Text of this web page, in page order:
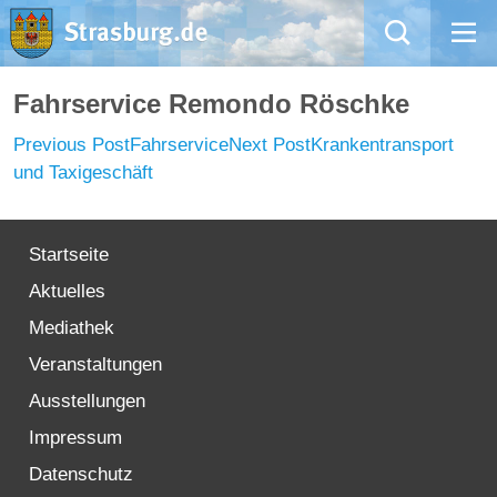
Mängelmeldung
Aktuelles
Wirtschaft
Willkommen in Strasburg (Uckermark)
Fahrservice Remondo Röschke
Post
navigation
Previous PostFahrserviceNext PostKrankentransport
und Taxigeschäft
Startseite
Aktuelles
Mediathek
Veranstaltungen
Ausstellungen
Impressum
Datenschutz